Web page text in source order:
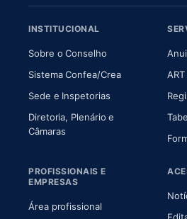
INSTITUCIONAL
Sobre o Conselho(abre em nova
Sistema Confea/Crea(abre em nova
Sede e Inspetorias
Diretoria, Plenário e
Câmaras(abre em nova aba)
ART
PROFISSIONAIS E
EMPRESAS
Área profissional